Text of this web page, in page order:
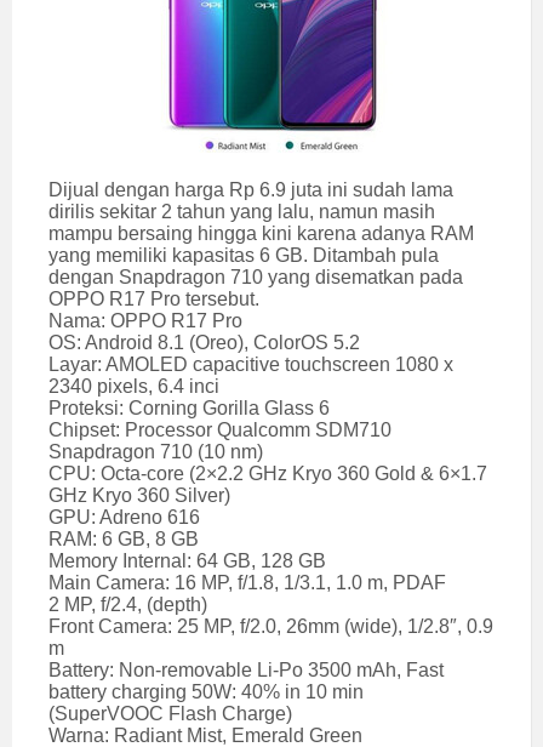
Dijual dengan harga Rp 6.9 juta ini sudah lama
dirilis sekitar 2 tahun yang lalu, namun masih
mampu bersaing hingga kini karena adanya RAM
yang memiliki kapasitas 6 GB. Ditambah pula
dengan Snapdragon 710 yang disematkan pada
OPPO R17 Pro tersebut.
Nama: OPPO R17 Pro
OS: Android 8.1 (Oreo), ColorOS 5.2
Layar: AMOLED capacitive touchscreen 1080 x
2340 pixels, 6.4 inci
Proteksi: Corning Gorilla Glass 6
Chipset: Processor Qualcomm SDM710
Snapdragon 710 (10 nm)
CPU: Octa-core (2×2.2 GHz Kryo 360 Gold & 6×1.7
GHz Kryo 360 Silver)
GPU: Adreno 616
RAM: 6 GB, 8 GB
Memory Internal: 64 GB, 128 GB
Main Camera: 16 MP, f/1.8, 1/3.1, 1.0 m, PDAF
2 MP, f/2.4, (depth)
Front Camera: 25 MP, f/2.0, 26mm (wide), 1/2.8″, 0.9
m
Battery: Non-removable Li-Po 3500 mAh, Fast
battery charging 50W: 40% in 10 min
(SuperVOOC Flash Charge)
Warna: Radiant Mist, Emerald Green